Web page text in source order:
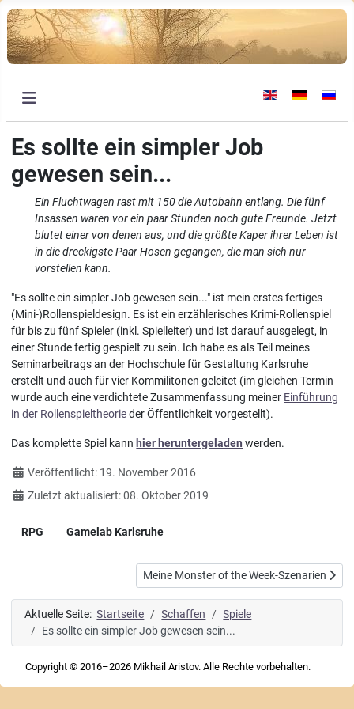
Sprache auswählen
Es sollte ein simpler Job
gewesen sein...
Ein Fluchtwagen rast mit 150 die Autobahn entlang. Die fünf
Insassen waren vor ein paar Stunden noch gute Freunde. Jetzt
blutet einer von denen aus, und die größte Kaper ihrer Leben ist
in die dreckigste Paar Hosen gegangen, die man sich nur
vorstellen kann.
"Es sollte ein simpler Job gewesen sein..." ist mein erstes fertiges
(Mini-)Rollenspieldesign. Es ist ein erzählerisches Krimi-Rollenspiel
für bis zu fünf Spieler (inkl. Spielleiter) und ist darauf ausgelegt, in
einer Stunde fertig gespielt zu sein. Ich habe es als Teil meines
Seminarbeitrags an der Hochschule für Gestaltung Karlsruhe
erstellt und auch für vier Kommilitonen geleitet (im gleichen Termin
wurde auch eine verdichtete Zusammenfassung meiner Einführung
in der Rollenspieltheorieder Öffentlichkeit vorgestellt).
Das komplette Spiel kann hier heruntergeladen werden.
Details
Veröffentlicht: 19. November 2016
Zuletzt aktualisiert: 08. Oktober 2019
RPG Gamelab Karlsruhe
Nächster Beitrag: Meine Monster of the
Meine Monster of the Week-Szenarien
Aktuelle Seite:Startseite Schaffen
Spiele
Es sollte ein simpler Job gewesen sein...
Copyright © 2016–2026 Mikhail Aristov. Alle Rechte vorbehalten.